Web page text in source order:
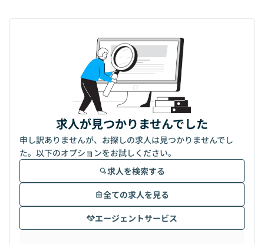
求人が見つかりませんでした
申し訳ありませんが、お探しの求人は見つかりませんでし
た。以下のオプションをお試しください。
求人を検索する
全ての求人を見る
エージェントサービス